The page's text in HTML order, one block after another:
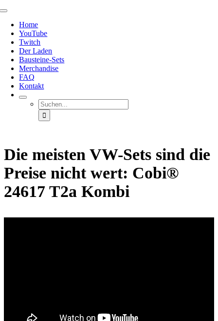
Zum
springen
Toggle
NavigationHome
YouTube
Twitch
Der Laden
Bausteine-Sets
Merchandise
FAQ
Kontakt
Suche
nach:
Die meisten VW-Sets sind die
Preise nicht wert: Cobi®
24617 T2a Kombi